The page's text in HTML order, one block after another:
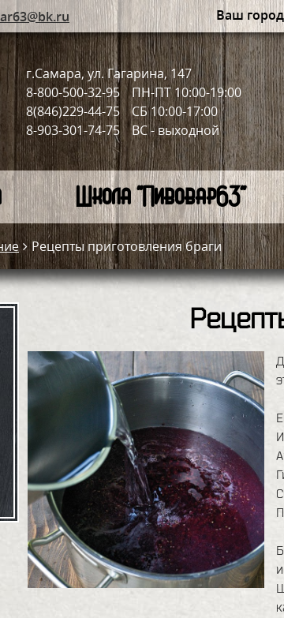
Ваш
г.Самара, ул. Гагарина, 147
8-800-500-32-95
8(846)229-44-75
8-903-301-74-75
ПН-ПТ 10:00-19:00
СБ 10:00-17:00
ВС - выходной
Школа "Пивовар63"
Рецепты приготовления браги